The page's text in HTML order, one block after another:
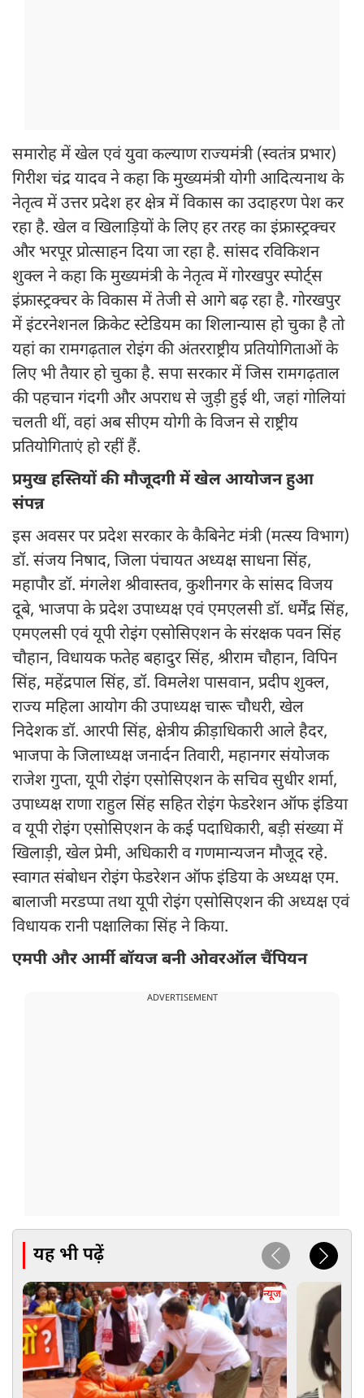
समारोह में खेल एवं युवा कल्याण राज्यमंत्री (स्वतंत्र प्रभार)
गिरीश चंद्र यादव ने कहा कि मुख्यमंत्री योगी आदित्यनाथ के
नेतृत्व में उत्तर प्रदेश हर क्षेत्र में विकास का उदाहरण पेश कर
रहा है. खेल व खिलाड़ियों के लिए हर तरह का इंफ्रास्ट्रक्चर
और भरपूर प्रोत्साहन दिया जा रहा है. सांसद रविकिशन
शुक्ल ने कहा कि मुख्यमंत्री के नेतृत्व में गोरखपुर स्पोर्ट्स
इंफ्रास्ट्रक्चर के विकास में तेजी से आगे बढ़ रहा है. गोरखपुर
में इंटरनेशनल क्रिकेट स्टेडियम का शिलान्यास हो चुका है तो
यहां का रामगढ़ताल रोइंग की अंतरराष्ट्रीय प्रतियोगिताओं के
लिए भी तैयार हो चुका है. सपा सरकार में जिस रामगढ़ताल
की पहचान गंदगी और अपराध से जुड़ी हुई थी, जहां गोलियां
चलती थीं, वहां अब सीएम योगी के विजन से राष्ट्रीय
प्रतियोगिताएं हो रहीं हैं.
प्रमुख हस्तियों की मौजूदगी में खेल आयोजन हुआ
संपन्न
इस अवसर पर प्रदेश सरकार के कैबिनेट मंत्री (मत्स्य विभाग)
डॉ. संजय निषाद, जिला पंचायत अध्यक्ष साधना सिंह,
महापौर डॉ. मंगलेश श्रीवास्तव, कुशीनगर के सांसद विजय
दूबे, भाजपा के प्रदेश उपाध्यक्ष एवं एमएलसी डॉ. धर्मेंद्र सिंह,
एमएलसी एवं यूपी रोइंग एसोसिएशन के संरक्षक पवन सिंह
चौहान, विधायक फतेह बहादुर सिंह, श्रीराम चौहान, विपिन
सिंह, महेंद्रपाल सिंह, डॉ. विमलेश पासवान, प्रदीप शुक्ल,
राज्य महिला आयोग की उपाध्यक्ष चारू चौधरी, खेल
निदेशक डॉ. आरपी सिंह, क्षेत्रीय क्रीड़ाधिकारी आले हैदर,
भाजपा के जिलाध्यक्ष जनार्दन तिवारी, महानगर संयोजक
राजेश गुप्ता, यूपी रोइंग एसोसिएशन के सचिव सुधीर शर्मा,
उपाध्यक्ष राणा राहुल सिंह सहित रोइंग फेडरेशन ऑफ इंडिया
व यूपी रोइंग एसोसिएशन के कई पदाधिकारी, बड़ी संख्या में
खिलाड़ी, खेल प्रेमी, अधिकारी व गणमान्यजन मौजूद रहे.
स्वागत संबोधन रोइंग फेडरेशन ऑफ इंडिया के अध्यक्ष एम.
बालाजी मरडप्पा तथा यूपी रोइंग एसोसिएशन की अध्यक्ष एवं
विधायक रानी पक्षालिका सिंह ने किया.
एमपी और आर्मी बॉयज बनी ओवरऑल चैंपियन
ADVERTISEMENT
यह भी पढ़ें
न्यूज